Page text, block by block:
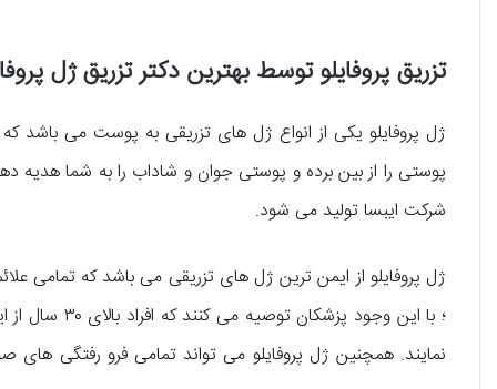
تزریق پروفایلو توسط بهترین دکتر تزریق ژل
ژل پروفایلو یکی از انواع ژل های تزریقی به پوست می
پوستی را از بین برده و پوستی جوان و شاداب را به شما
شرکت ایبسا تولید می شود.
ژل پروفایلو از ایمن ترین ژل های تزریقی می باشد که
؛ با این
نمایند. همچنین ژل پروفایلو می تواند تمامی فرو رفتگی